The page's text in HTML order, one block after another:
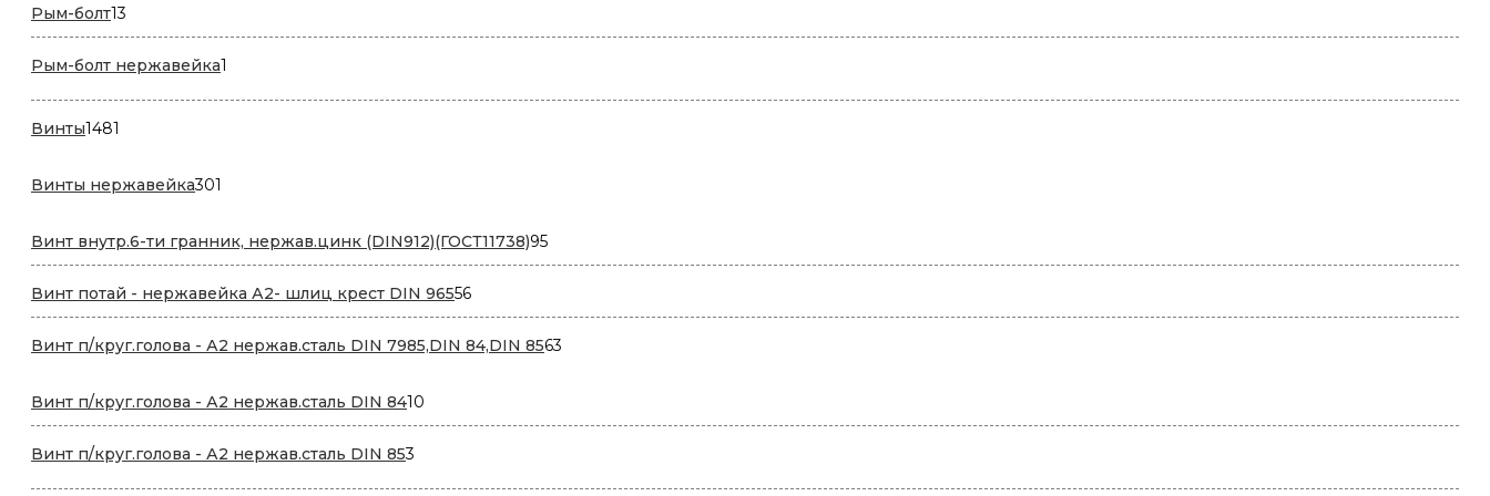
Рым-болт13
товаров
Рым-болт нержавейка1
Винты1481
Винты нержавейка301
Винт внутр.6-ти гранник, нержав.цинк (DIN912)(ГОСТ11738)9595
товаров
Винт потай - нержавейка А2- шлиц крест DIN 9655656
товаров
Винт п/круг.голова - А2 нержав.сталь DIN 7985,DIN 84,DIN 8563
Винт п/круг.голова - А2 нержав.сталь DIN 8410
товаров
Винт п/круг.голова - А2 нержав.сталь DIN 853